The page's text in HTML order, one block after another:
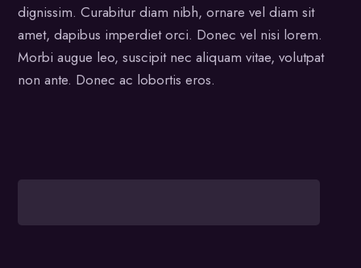
dignissim. Curabitur diam nibh, ornare vel diam sit
amet, dapibus imperdiet orci. Donec vel nisi lorem.
Morbi augue leo, suscipit nec aliquam vitae, volutpat
non ante. Donec ac lobortis eros.